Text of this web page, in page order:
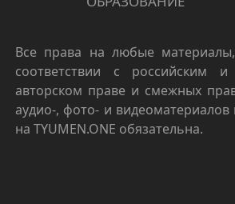
Все права на любые
соответствии с российским
авторском праве и смежных
аудио-, фото- и видеоматериалов
на TYUMEN.ONE обязательна.